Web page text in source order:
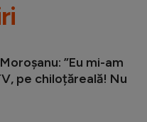
”Eu mi-am
pe chiloțăreală! Nu